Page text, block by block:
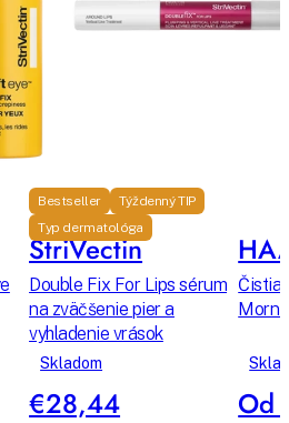
Bestseller
Týždenný TIP
Typ dermatológa
StriVectin
Double Fix For Lips sérum
na zväčšenie pier a
vyhladenie vrások
Skladom
€28,44 Od